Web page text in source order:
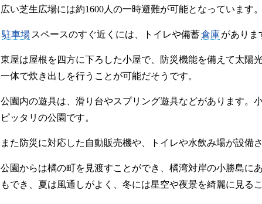
広い芝生広場には約1600人の一時避難が可能となっています。
駐車場 スペースのすぐ近くには、トイレや備蓄倉庫がありま
東屋は屋根を四方に下ろした小屋で、防災機能を備えて太陽
一体で炊き出しを行うことが可能だそうです。
公園内の遊具は、滑り台やスプリング遊具などがあります。
ピッタリの公園です。
また防災に対応した自動販売機や、トイレや水飲み場が設備
公園からは橘の町を見渡すことができ、橘湾対岸の小勝島に
もでき、夏は風通しがよく、冬には星空や夜景を綺麗に見る